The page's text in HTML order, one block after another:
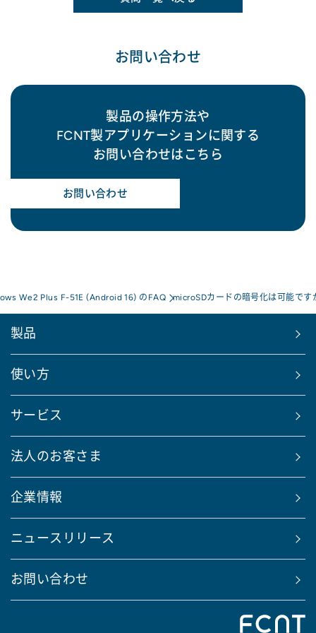
お問い合わせ
製品の操作方法や
FCNT製アプリケーションに関する
お問い合わせはこちら
お問い合わせ
We2 Plus F-51E (Android 16) のFAQ microSDカードの暗号化は可能で
製品
使い方
サービス
法人のお客さま
企業情報
ニュースリリース
お問い合わせ